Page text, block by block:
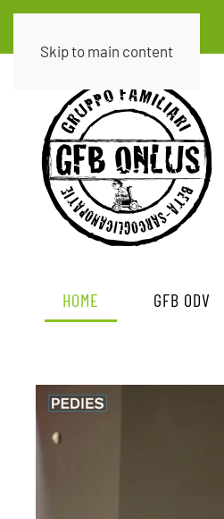
Skip to main content
HOME GFB ODV